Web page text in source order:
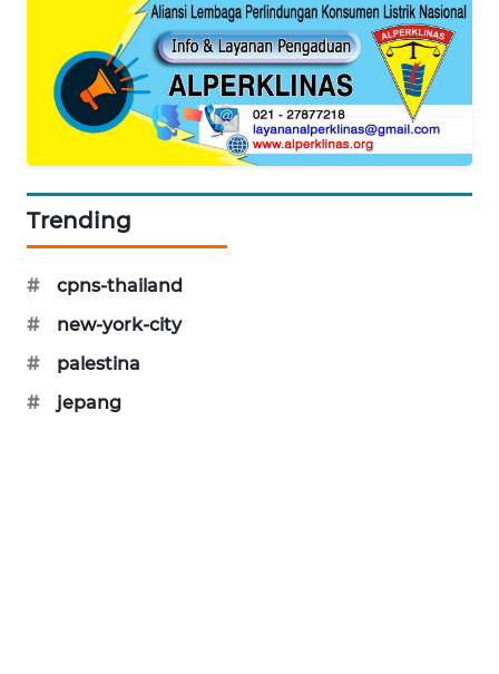
Trending
#
cpns-thailand
#
new-york-city
#
palestina
#
jepang
MASYARAKAT
KELISTRIKAN
WALINKI
MAWAKA
MARTABAT
NET
PLN
WATCH